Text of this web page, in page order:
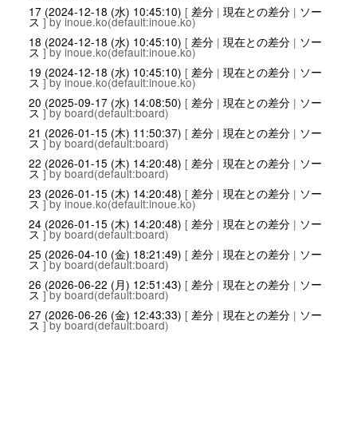
17 (2024-12-18 (水) 10:45:10) [ 差分| 現在との差分| ソー
ス ] by inoue.ko(default:inoue.ko)
18 (2024-12-18 (水) 10:45:10) [ 差分| 現在との差分| ソー
ス ] by inoue.ko(default:inoue.ko)
19 (2024-12-18 (水) 10:45:10) [ 差分| 現在との差分| ソー
ス ] by inoue.ko(default:inoue.ko)
20 (2025-09-17 (水) 14:08:50) [ 差分| 現在との差分| ソー
ス ] by board(default:board)
21 (2026-01-15 (木) 11:50:37) [ 差分| 現在との差分| ソー
ス ] by board(default:board)
22 (2026-01-15 (木) 14:20:48) [ 差分| 現在との差分| ソー
ス ] by board(default:board)
23 (2026-01-15 (木) 14:20:48) [ 差分| 現在との差分| ソー
ス ] by inoue.ko(default:inoue.ko)
24 (2026-01-15 (木) 14:20:48) [ 差分| 現在との差分| ソー
ス ] by board(default:board)
25 (2026-04-10 (金) 18:21:49) [ 差分| 現在との差分| ソー
ス ] by board(default:board)
26 (2026-06-22 (月) 12:51:43) [ 差分| 現在との差分| ソー
ス ] by board(default:board)
27 (2026-06-26 (金) 12:43:33) [ 差分| 現在との差分| ソー
ス ] by board(default:board)